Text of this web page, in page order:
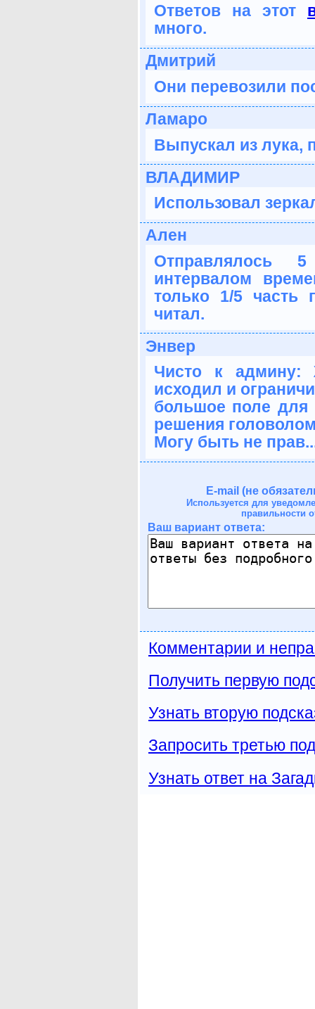
Ответов на этот
много.
Дмитрий
Они перевозили
Ламаро
Выпускал из лука,
ВЛАДИМИР
Использовал
Ален
Отправлялось
интервалом
только 1/5 часть
читал.
Энвер
Чисто к админу:
исходил и
большое поле для
решения
Могу быть не
E-mail (не
Используется для
правильности
Ваш вариант ответа:
Комментарии и
Получить первую
Узнать вторую
Запросить третью
Узнать ответ на